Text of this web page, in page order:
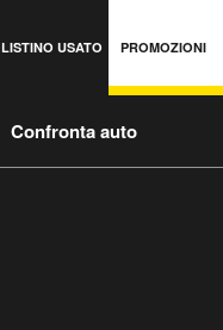
LISTINO USATO PROMOZIONI
Confronta auto